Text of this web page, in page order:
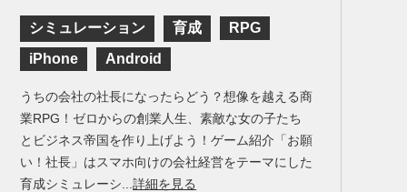
シミュレーション 育成
RPG
iPhone
Android
うちの会社の社長になったらどう？想像を越える商
業RPG！ゼロからの創業人生、素敵な女の子たち
とビジネス帝国を作り上げよう！ゲーム紹介「お願
い！社長」はスマホ向けの会社経営をテーマにした
育成シミュレーシ...詳細を見る